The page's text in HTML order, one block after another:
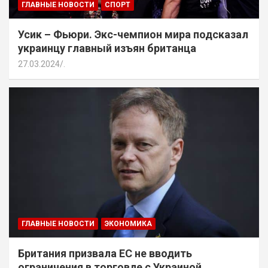
ГЛАВНЫЕ НОВОСТИ СПОРТ
Усик – Фьюри. Экс-чемпион мира подсказал
украинцу главный изъян британца
27.03.2024 .
ГЛАВНЫЕ НОВОСТИ ЭКОНОМИКА
Британия призвала ЕС не вводить